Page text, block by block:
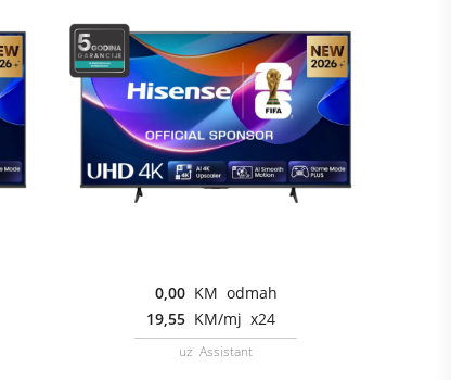
0,00 KM odmah
19,55 KM/mj x24
uz Assistant